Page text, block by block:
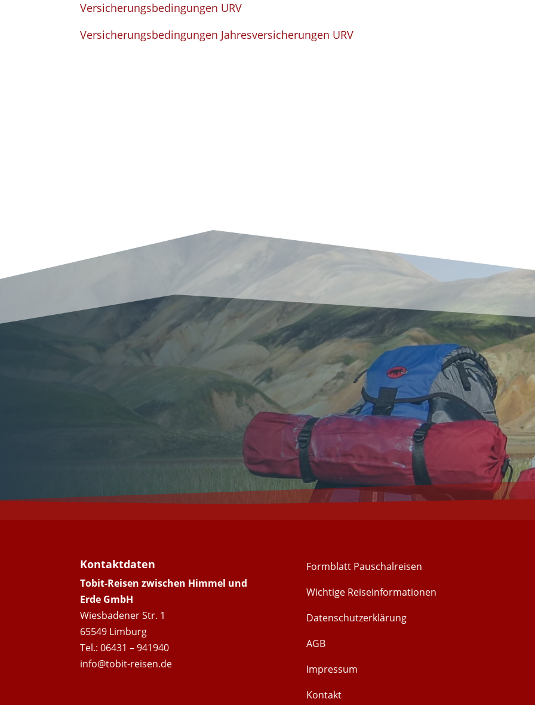
Versicherungsbedingungen URV
Versicherungsbedingungen Jahresversicherungen URV
Tobit – Reisen zwischen Himmel und
Kontaktdaten
Tobit-Reisen zwischen Himmel und
Erde GmbH
Wiesbadener Str. 1
65549 Limburg
Tel.: 06431 – 941940
info@tobit-reisen.de
Formblatt Pauschalreisen
Wichtige Reiseinformationen
Datenschutzerklärung
AGB
Impressum
Kontakt